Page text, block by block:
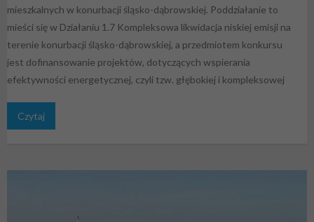
mieszkalnych w konurbacji śląsko-dąbrowskiej. Poddziałanie to
mieści się w Działaniu 1.7 Kompleksowa likwidacja niskiej emisji na
terenie konurbacji śląsko-dąbrowskiej, a przedmiotem konkursu
jest dofinansowanie projektów, dotyczących wspierania
efektywności energetycznej, czyli tzw. głębokiej i kompleksowej
Czytaj